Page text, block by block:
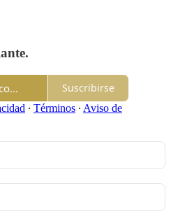
Suscribirse
∙ Términos ∙ Aviso de